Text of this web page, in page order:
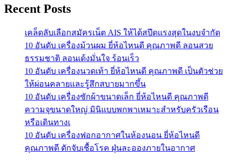
Recent Posts
เคล็ดลับเลือกสมัครเน็ต AIS ให้ได้สปีดแรงสุดในงบจำกัด
10 อันดับ เครื่องม้วนผม ยี่ห้อไหนดี คุณภาพดี ลอนสวย
ธรรมชาติ ลอนเด้งมั่นใจ ร้อนเร็ว
10 อันดับ เครื่องนวดเท้า ยี่ห้อไหนดี คุณภาพดี เป็นตัวช่วย
ให้ผ่อนคลายและรู้สึกสบายมากขึ้น
10 อันดับ เครื่องซักผ้าขนาดเล็ก ยี่ห้อไหนดี คุณภาพดี
ความจุขนาดใหญ่ มินิแบบพกพาเหมาะสําหรับครัวเรือน
หรือเดินทางเ
10 อันดับ เครื่องฟอกอากาศในห้องนอน ยี่ห้อไหนดี
คุณภาพดี ดักจับเชื้อโรค ฝุ่นละอองภายในอากาศ